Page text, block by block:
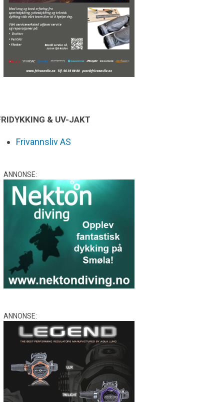
& UV-JAKT
Frivannsliv AS
ANNONSE:
ANNONSE: